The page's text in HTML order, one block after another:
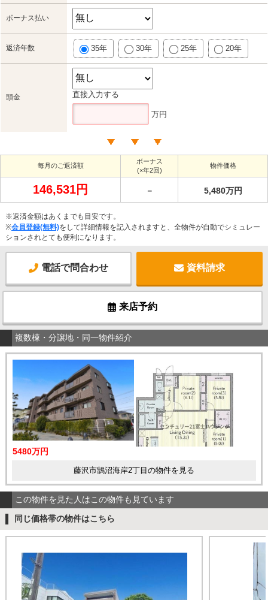
ボーナス払い
返済年数 35年 30年 25年 20年
頭金 直接入力する
万円
毎月のご返済額
ボーナス
(×年2回)
物件価格
146,531円 － 5,480万円
※返済金額はあくまでも目安です。
※会員登録(無料)をして詳細情報を記入されますと、全物件が自動でシミュレー
ションされとても便利になります。
電話で問合わせ 資料請求
来店予約
複数棟・分譲地・同一物件紹介
5480万円
藤沢市鵠沼海岸2丁目の物件を見る
この物件を見た人はこの物件も見ています
同じ価格帯の物件はこちら